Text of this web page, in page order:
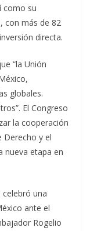
como su
con más de 82
directa.
“la Unión
globales.
El Congreso
la cooperación
Derecho y el
nueva etapa en
una
ante el
Rogelio